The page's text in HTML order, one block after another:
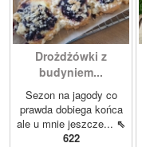
Drożdżówki z
budyniem...
Sezon na jagody co
prawda dobiega końca
ale u mnie jeszcze... ⇖
622